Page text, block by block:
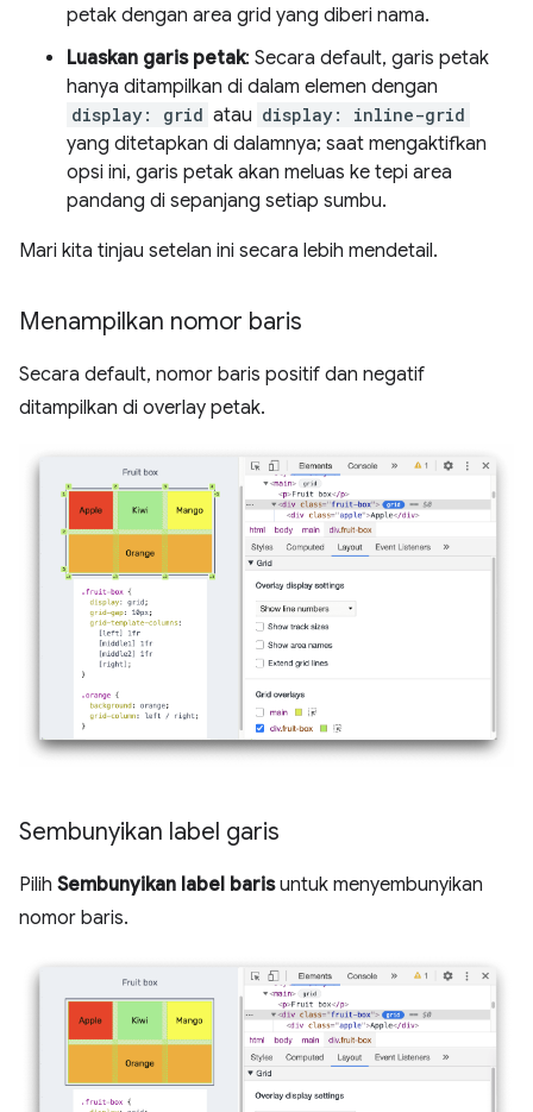
petak dengan area grid yang diberi nama.
Luaskan garis petak: Secara default, garis petak
hanya ditampilkan di dalam elemen dengan
display: grid atau display: inline-grid
yang ditetapkan di dalamnya; saat mengaktifkan
opsi ini, garis petak akan meluas ke tepi area
pandang di sepanjang setiap sumbu.
Mari kita tinjau setelan ini secara lebih mendetail.
Menampilkan nomor baris
Secara default, nomor baris positif dan negatif
ditampilkan di overlay petak.
Sembunyikan label garis
Pilih Sembunyikan label barisuntuk menyembunyikan
nomor baris.